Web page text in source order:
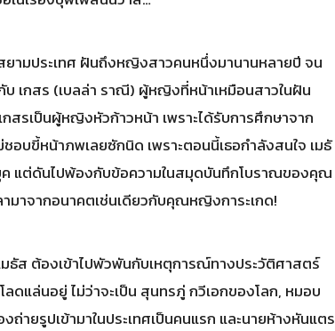
ามประเทศ ฝันถึงหญิงสาวคนหนึ่งมานานหลายปี จน
บ เกสร (เบลล่า ราณี) ผู้หญิงที่หน้าเหมือนสาวในฝัน
สรเป็นผู้หญิงหัวก้าวหน้า เพราะได้รับการศึกษาจาก
อบขี้หน้าภพเลยซักนิด เพราะตอนนี้เธอกำลังสนใจ เมธั
แต่ดันไปพ้องกับข้อความในสมุดบันทึกโบราณของคุณ
มาจากอนาคตเช่นเดียวกับคุณหญิงการะเกด!
ธัส ต้องเข้าไปพัวพันกับเหตุการณ์ทางประวัติศาสตร์
แล่นอยู่ ไม่ว่าจะเป็น สุนทรภู่ กวีเอกของโลก, หมอบ
ายรูปเข้ามาในประเทศเป็นคนแรก และนายห้างหันแตร